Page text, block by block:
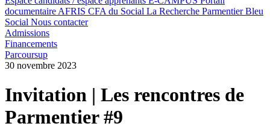
documentaire AFRIS CFA du Social La Recherche Parmentier Bleu
Social Nous contacter
Admissions
Financements
Parcoursup
30 novembre 2023
Invitation | Les rencontres de
Parmentier #9